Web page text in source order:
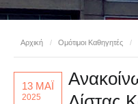
Αρχική / Ομότιμοι Καθηγητές /
13 ΜΑΪ
2025